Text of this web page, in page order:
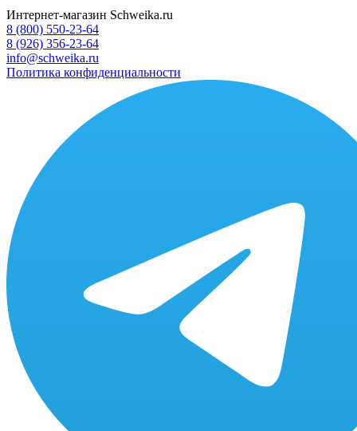
Интернет-магазин Schweika.ru
8 (800) 550-23-64
8 (926) 356-23-64
info@schweika.ru
Политика конфиденциальности